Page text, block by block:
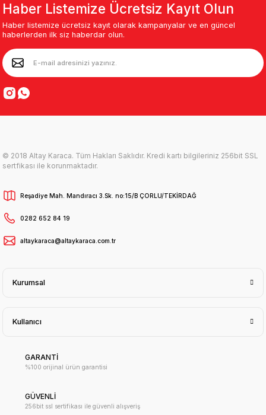
Haber Listemize Ücretsiz Kayıt Olun
Haber listemize ücretsiz kayıt olarak kampanyalar ve en güncel
haberlerden ilk siz haberdar olun.
© 2018 Altay Karaca. Tüm Hakları Saklıdır. Kredi kartı bilgileriniz 256bit SSL
sertfikası ile korunmaktadır.
Reşadiye Mah. Mandıracı 3.Sk. no:15/B ÇORLU/TEKİRDAĞ
0282 652 84 19
altaykaraca@altaykaraca.com.tr
Kurumsal
Kullanıcı
GARANTİ
%100 orijinal ürün garantisi
GÜVENLİ
256bit ssl sertifikası ile güvenli alışveriş